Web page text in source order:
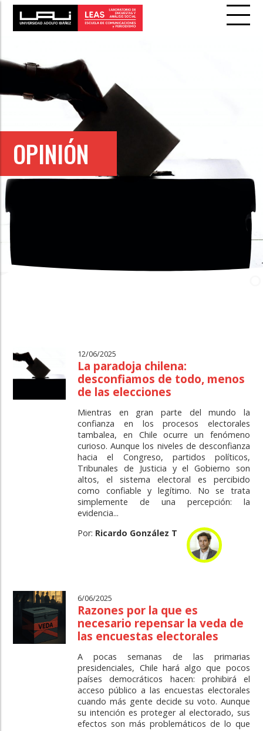
OPINIÓN
12/06/2025
La paradoja chilena:
desconfiamos de todo, menos
de las elecciones
Mientras en gran parte del mundo la
confianza en los procesos electorales
tambalea, en Chile ocurre un fenómeno
curioso. Aunque los niveles de desconfianza
hacia el Congreso, partidos políticos,
Tribunales de Justicia y el Gobierno son
altos, el sistema electoral es percibido
como confiable y legítimo. No se trata
simplemente de una percepción: la
evidencia...
Por: Ricardo González T
6/06/2025
Razones por la que es
necesario repensar la veda de
las encuestas electorales
A pocas semanas de las primarias
presidenciales, Chile hará algo que pocos
países democráticos hacen: prohibirá el
acceso público a las encuestas electorales
cuando más gente decide su voto. Aunque
su intención es proteger al electorado, sus
efectos son más problemáticos de lo que